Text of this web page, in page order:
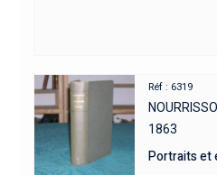
Réf : 6319
1863
Portraits et